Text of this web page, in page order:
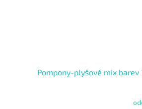
Pompony-plyšové mix